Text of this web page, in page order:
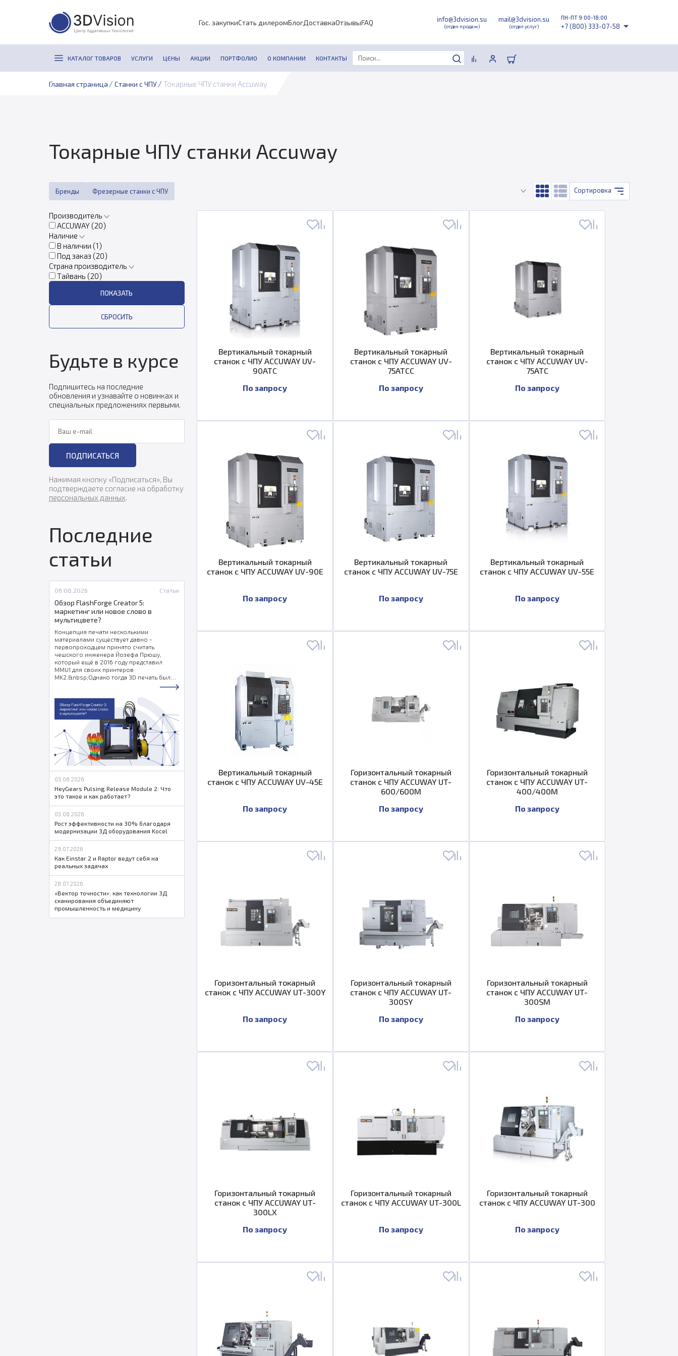
Гос. закупкиСтать дилеромБлогДоставкаОтзывыFAQ info@3dvision.su
(отдел продаж)
mail@3dvision.su
(отдел услуг)
ПН-ПТ 9:00-18:00
+7 (800) 333-07-58
КАТАЛОГ ТОВАРОВ УСЛУГИ ЦЕНЫ АКЦИИ ПОРТФОЛИО О КОМПАНИИ КОНТАКТЫ
Главная страница / Станки с ЧПУ / Токарные ЧПУ станки Accuway
Токарные ЧПУ станки Accuway
Бренды Фрезерные станки с ЧПУ Сортировка
Производитель
ACCUWAY (20)
Наличие
В наличии (1)
Под заказ (20)
Страна производитель
Тайвань (20)
Будьте в курсе
Подпишитесь на последние
обновления и узнавайте о новинках и
специальных предложениях первыми.
ПОДПИСАТЬСЯ
Нажимая кнопку «Подписаться», Вы
подтверждаете согласие на обработку
персональных данных.
Последние
статьи
06.08.2026 Статьи
Обзор FlashForge Creator 5:
маркетинг или новое слово в
мультицвете?
Концепция печати несколькими
материалами существует давно -
первопроходцем принято считать
чешского инженера Йозефа Прюшу,
который ещё в 2016 году представил
MMU1 для своих принтеров
MK2.&nbsp;Однако тогда 3D печать была
уделом энтузиастов, которым в принципе
было всё равно в каких цветах печатать -
можно и покрасить. Идея жила, но в
массы не шла.
03.08.2026
HeyGears Pulsing Release Module 2: Что
это такое и как работает?
03.08.2026
Рост эффективности на 30% благодаря
модернизации 3Д оборудования Kocel
29.07.2026
Как Einstar 2 и Raptor ведут себя на
реальных задачах
28.07.2026
«Вектор точности»: как технологии 3Д
сканирования объединяют
промышленность и медицину
Вертикальный токарный
станок с ЧПУ ACCUWAY UV-
90ATC
По запросу
Вертикальный токарный
станок с ЧПУ ACCUWAY UV-
75ATCC
По запросу
Вертикальный токарный
станок с ЧПУ ACCUWAY UV-
75ATC
По запросу
Вертикальный токарный
станок с ЧПУ ACCUWAY UV-90E
По запросу
Вертикальный токарный
станок с ЧПУ ACCUWAY UV-75E
По запросу
Вертикальный токарный
станок с ЧПУ ACCUWAY UV-55E
По запросу
Вертикальный токарный
станок с ЧПУ ACCUWAY UV-45E
По запросу
Горизонтальный токарный
станок с ЧПУ ACCUWAY UT-
600/600M
По запросу
Горизонтальный токарный
станок с ЧПУ ACCUWAY UT-
400/400M
По запросу
Горизонтальный токарный
станок с ЧПУ ACCUWAY UT-300Y
По запросу
Горизонтальный токарный
станок с ЧПУ ACCUWAY UT-
300SY
По запросу
Горизонтальный токарный
станок с ЧПУ ACCUWAY UT-
300SM
По запросу
Горизонтальный токарный
станок с ЧПУ ACCUWAY UT-
300LX
По запросу
Горизонтальный токарный
станок с ЧПУ ACCUWAY UT-300L
По запросу
Горизонтальный токарный
станок с ЧПУ ACCUWAY UT-300
По запросу